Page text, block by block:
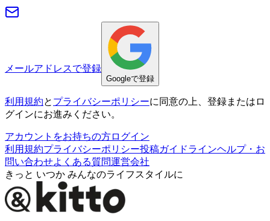
メールアドレスで登録
Googleで登録
利用規約と プライバシーポリシーに同意の上、登録またはロ
グインにお進みください。
アカウントをお持ちの方ログイン
利用規約プライバシーポリシー投稿ガイドラインヘルプ・お
問い合わせよくある質問運営会社
きっと いつか みんなのライフスタイルに